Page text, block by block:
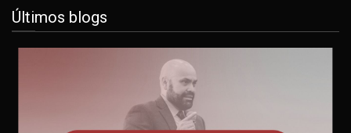
Últimos blogs